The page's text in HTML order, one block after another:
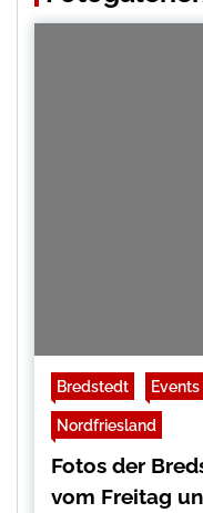
Bredstedt Events
Nordfriesland
Fotos der
vom Freitag